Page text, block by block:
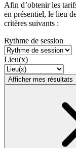
Afin d’obtenir les
en présentiel, le lieu
critères suivants :
Rythme de session
Lieu(x)
Afficher mes résultats